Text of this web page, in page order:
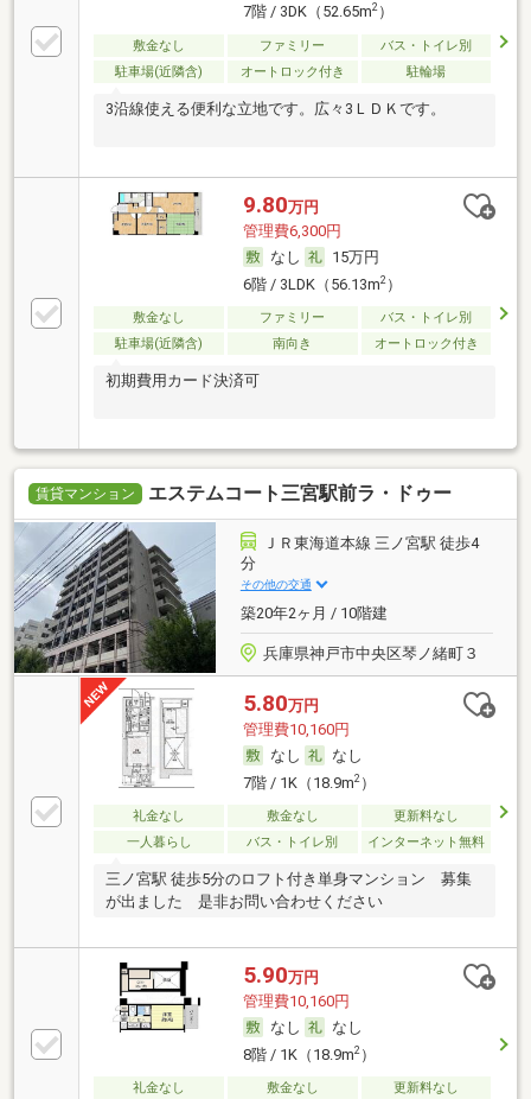
7階 / 3DK（52.65m2）
敷金なし ファミリー
バス・トイレ別
駐車場(近隣含)
オートロック付き 駐輪場
3沿線使える便利な立地です。広々3ＬＤＫです。
9.80万円
管理費6,300円
なし
15万円
6階 / 3LDK（56.13m2）
敷金なし ファミリー
バス・トイレ別
駐車場(近隣含)
南向き オートロック付き
初期費用カード決済可
賃貸マンション エステムコート三宮駅前ラ・ドゥー
ＪＲ東海道本線 三ノ宮駅 徒歩4
分
その他の交通
築20年2ヶ月 / 10階建
兵庫県神戸市中央区琴ノ緒町３
5.80万円
管理費10,160円
なし
なし
7階 / 1K（18.9m2）
礼金なし 敷金なし
更新料なし
一人暮らし
バス・トイレ別 インターネット無料
三ノ宮駅 徒歩5分のロフト付き単身マンション 募集
が出ました 是非お問い合わせください
5.90万円
管理費10,160円
なし
なし
8階 / 1K（18.9m2）
礼金なし 敷金なし
更新料なし